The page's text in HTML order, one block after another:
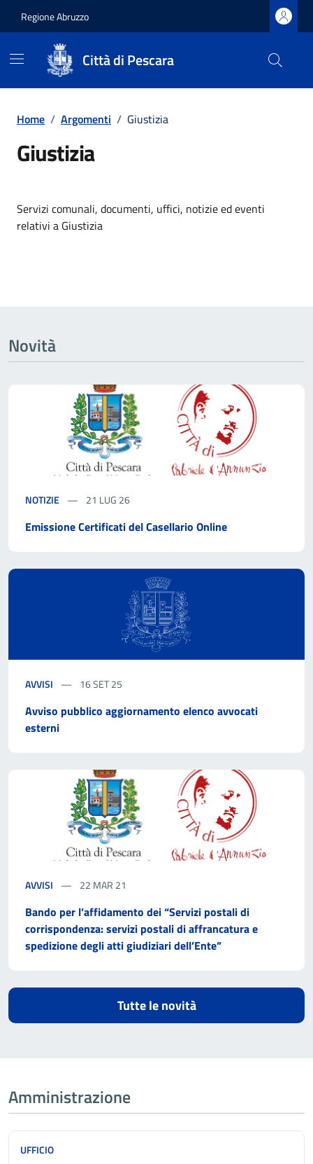
Regione Abruzzo
Città di Pescara
Home / Argomenti / Giustizia
Giustizia
Servizi comunali, documenti, uffici, notizie ed eventi
relativi a Giustizia
Novità
NOTIZIE 21 LUG 26
Emissione Certificati del Casellario Online
AVVISI 16 SET 25
Avviso pubblico aggiornamento elenco avvocati
esterni
AVVISI 22 MAR 21
Bando per l’affidamento dei “Servizi postali di
corrispondenza: servizi postali di affrancatura e
spedizione degli atti giudiziari dell’Ente”
Tutte le novità
Amministrazione
UFFICIO